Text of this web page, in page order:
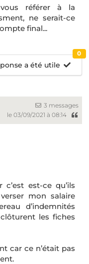
vous référer à la
ne serait-ce
final...
a été utile
0
3 messages
le 03/09/2021 à 08:14
est-ce qu’ils
mon salaire
d’indemnités
les fiches
car ce n’était pas